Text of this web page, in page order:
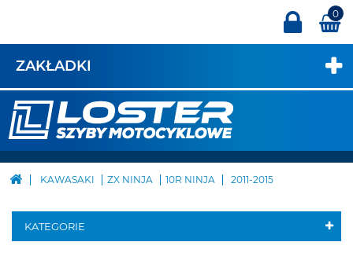
0
ZAKŁADKI
KAWASAKI ZX NINJA 10R NINJA 2011-2015
KATEGORIE